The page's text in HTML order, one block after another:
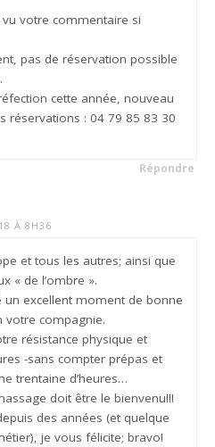
vu votre commentaire si
pas de réservation possible
cette année, nouveau
réservations : 04 79 85 83 30
Répondre
À 8H36
et tous les autres; ainsi que
« de l’ombre ».
un excellent moment de bonne
votre compagnie.
résistance physique et
-sans compter prépas et
trentaine d’heures…
doit être le bienvenu!!!
des années (et quelque
je vous félicite; bravo!